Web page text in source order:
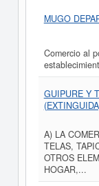
MUGO
Comercio al
GUIPURE Y
A) LA
TELAS,
OTROS
HOGAR,...